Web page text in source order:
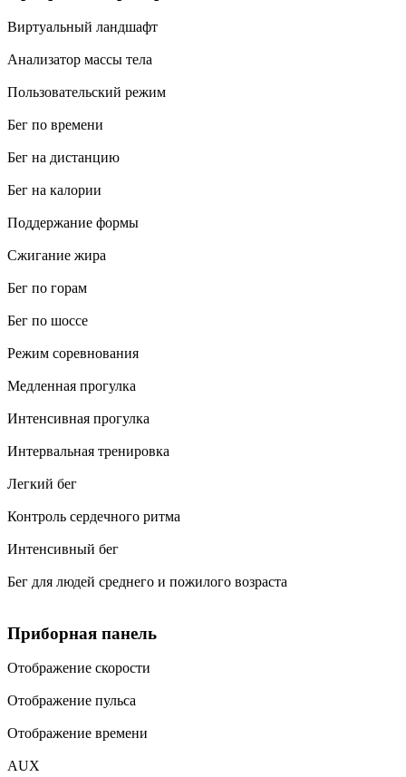
Виртуальный ландшафт
Анализатор массы тела
Пользовательский режим
Бег по времени
Бег на дистанцию
Бег на калории
Поддержание формы
Сжигание жира
Бег по горам
Бег по шоссе
Режим соревнования
Медленная прогулка
Интенсивная прогулка
Интервальная тренировка
Легкий бег
Контроль сердечного ритма
Интенсивный бег
Бег для людей среднего и пожилого возраста
Приборная панель
Отображение скорости
Отображение пульса
Отображение времени
AUX